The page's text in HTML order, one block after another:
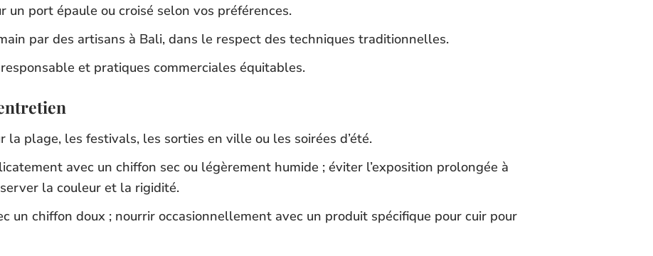
un port épaule ou croisé selon vos préférences.
par des artisans à Bali, dans le respect des techniques traditionnelles.
et pratiques commerciales équitables.
la plage, les festivals, les sorties en ville ou les soirées d’été.
avec un chiffon sec ou légèrement humide ; éviter l’exposition prolongée à
la couleur et la rigidité.
un chiffon doux ; nourrir occasionnellement avec un produit spécifique pour cuir pour